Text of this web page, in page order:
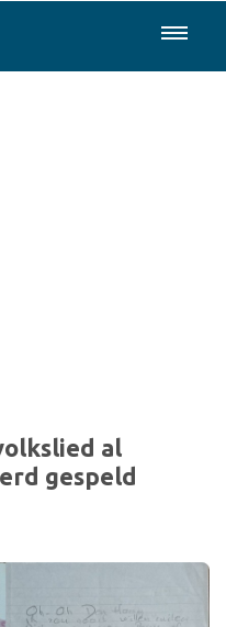
al
gespeld